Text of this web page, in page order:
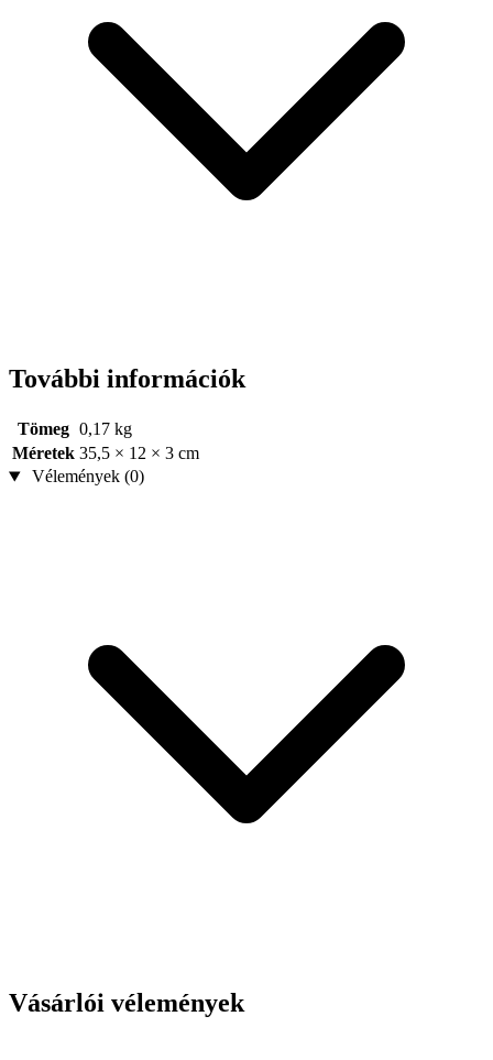
További információk
Tömeg 0,17 kg
Méretek 35,5 × 12 × 3 cm
Vélemények (0)
Vásárlói vélemények